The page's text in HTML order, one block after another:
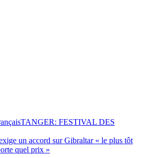
FESTIVAL DES
un accord sur Gibraltar « le plus tôt
quel prix »